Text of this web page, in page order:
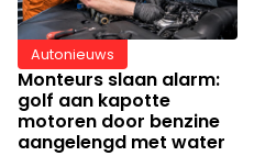
Autonieuws
Monteurs slaan alarm:
golf aan kapotte
motoren door benzine
aangelengd met water